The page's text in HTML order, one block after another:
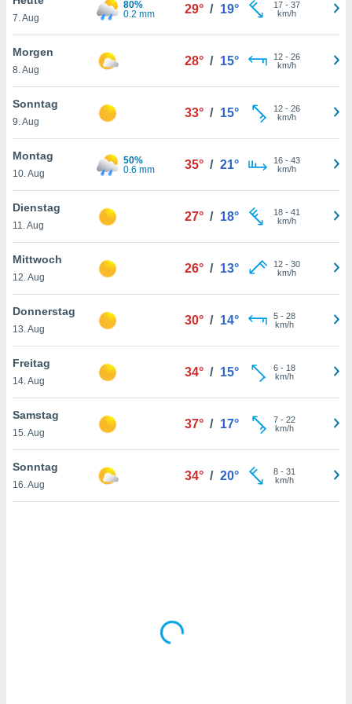
oder
Partner
es uns
das
der
Profil zu
Ihnen
finden
. Sie
jederzeit
Rand
7. Aug
80%
0.2 mm
29° / 19° 17- 37
km/h
Morgen
8. Aug
28° / 15° 12- 26
km/h
Sonntag
9. Aug
33° / 15° 12- 26
km/h
Montag
10. Aug
50%
0.6 mm
35° / 21° 16- 43
km/h
Dienstag
11. Aug
27° / 18° 18- 41
km/h
Mittwoch
12. Aug
26° / 13° 12- 30
km/h
Donnerstag
13. Aug
30° / 14° 5- 28
km/h
Freitag
14. Aug
34° / 15° 6- 18
km/h
Samstag
15. Aug
37° / 17° 7- 22
km/h
Sonntag
16. Aug
34° / 20° 8- 31
km/h